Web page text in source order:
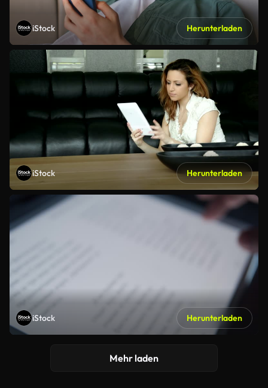
iStock Herunterladen
iStock Herunterladen
iStock Herunterladen
Mehr laden